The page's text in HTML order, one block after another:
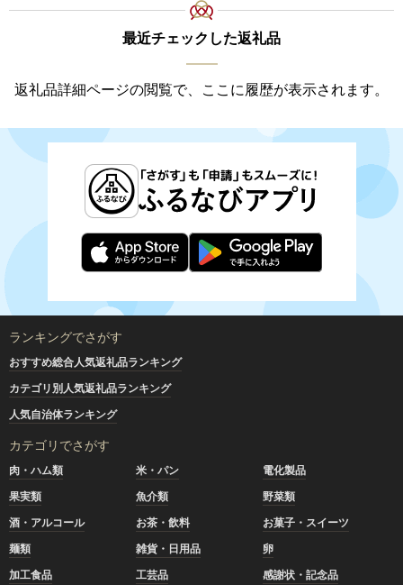
最近チェックした返礼品
返礼品詳細ページの閲覧で、ここに履歴が表示されます。
ランキングでさがす
おすすめ総合人気返礼品ランキング
カテゴリ別人気返礼品ランキング
人気自治体ランキング
カテゴリでさがす
肉・ハム類 米・パン
電化製品
果実類
魚介類
野菜類
酒・アルコール
お茶・飲料
お菓子・スイーツ
麺類
雑貨・日用品
卵
加工食品
工芸品
感謝状・記念品